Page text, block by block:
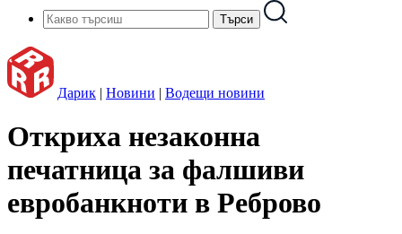
Дарик | Новини | Водещи новини
Откриха незаконна
печатница за фалшиви
евробанкноти в Реброво